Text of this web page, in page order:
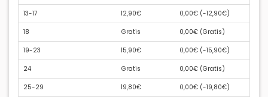
13-17 12,90€ 0,00€ (-12,90€)
18 Gratis 0,00€ (Gratis)
19-23 15,90€ 0,00€ (-15,90€)
24 Gratis 0,00€ (Gratis)
25-29 19,80€ 0,00€ (-19,80€)